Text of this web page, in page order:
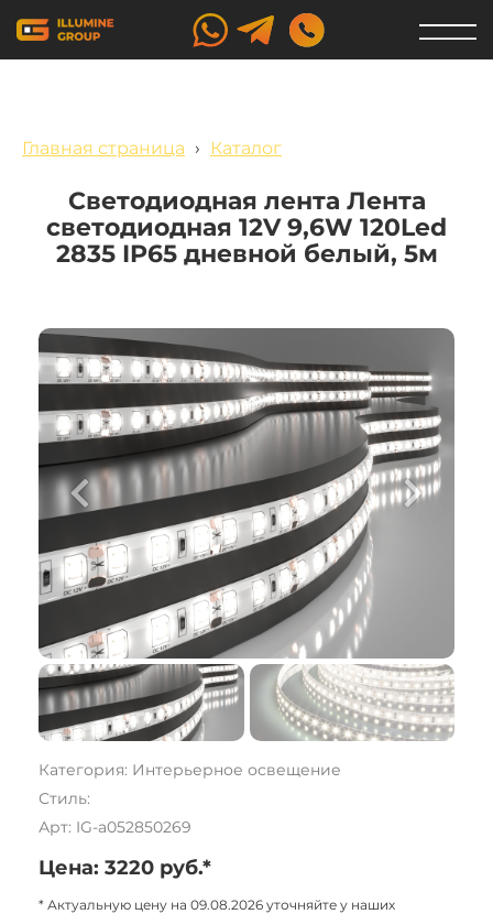
Главная страница › Каталог
Светодиодная лента Лента
светодиодная 12V 9,6W 120Led
2835 IP65 дневной белый, 5м
Категория: Интерьерное освещение
Стиль:
Арт: IG-a052850269
Цена: 3220 руб.*
* Актуальную цену на 09.08.2026 уточняйте у наших